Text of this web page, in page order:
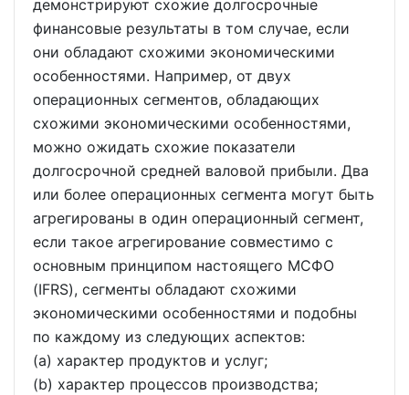
демонстрируют схожие долгосрочные
финансовые результаты в том случае, если
они обладают схожими экономическими
особенностями. Например, от двух
операционных сегментов, обладающих
схожими экономическими особенностями,
можно ожидать схожие показатели
долгосрочной средней валовой прибыли. Два
или более операционных сегмента могут быть
агрегированы в один операционный сегмент,
если такое агрегирование совместимо с
основным принципом настоящего МСФО
(IFRS), сегменты обладают схожими
экономическими особенностями и подобны
по каждому из следующих аспектов:
(a) характер продуктов и услуг;
(b) характер процессов производства;